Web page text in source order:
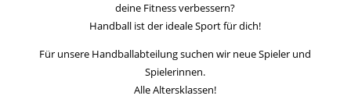
deine Fitness verbessern?
Handball ist der ideale Sport für dich!
Für unsere Handballabteilung suchen wir neue Spieler und
Spielerinnen.
Alle Altersklassen!